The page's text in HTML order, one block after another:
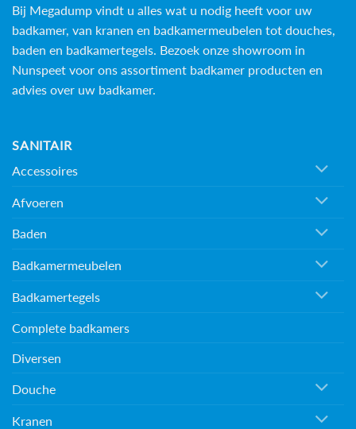
Bij Megadump vindt u alles wat u nodig heeft voor uw
badkamer, van kranen en badkamermeubelen tot douches,
baden en badkamertegels. Bezoek onze showroom in
Nunspeet voor ons assortiment badkamer producten en
advies over uw badkamer.
SANITAIR
Accessoires
Afvoeren
Baden
Badkamermeubelen
Badkamertegels
Complete badkamers
Diversen
Douche
Kranen